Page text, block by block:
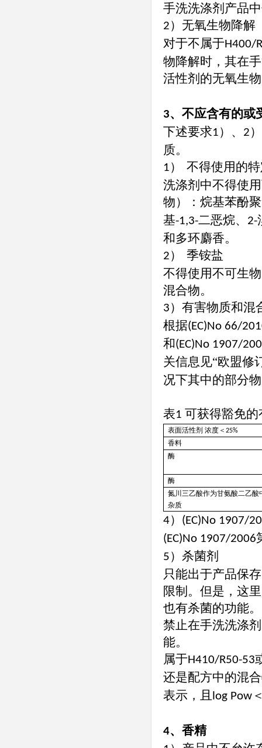
手洗洗涤剂产品
2 ）无氧生物降解
对于不属于H400/
物降解时，其在
活性剂的无氧生
3、不应含有的或
下述要求1 ）、 2
质。
1）
不得使用的
洗涤剂中不得使
物）：烷基苯酚
基-1,3-二恶烷、 2-
和多环麝香。
2）
季铵盐
不得使用不可生
混合物。
3 ）有害物质和混
根据(EC)No 66/
和 (EC)No 1907/
关信息见“欧盟修
况下其中的部分
表1 可获得豁免
表面活性剂 浓度＜ 25%
香料
酶
酶
氮川三乙酸作为甘氨酸二乙酸
杂质
4） (EC)No 1907/
(EC)No 1907/2006
5 ）杀菌剂
只能出于产品保
限制。但是，这
也有杀菌的功能。
禁止在手洗洗涤
能。
属于H410/R50-53
还是配方中的混
表示，且 log Pow
4、香精